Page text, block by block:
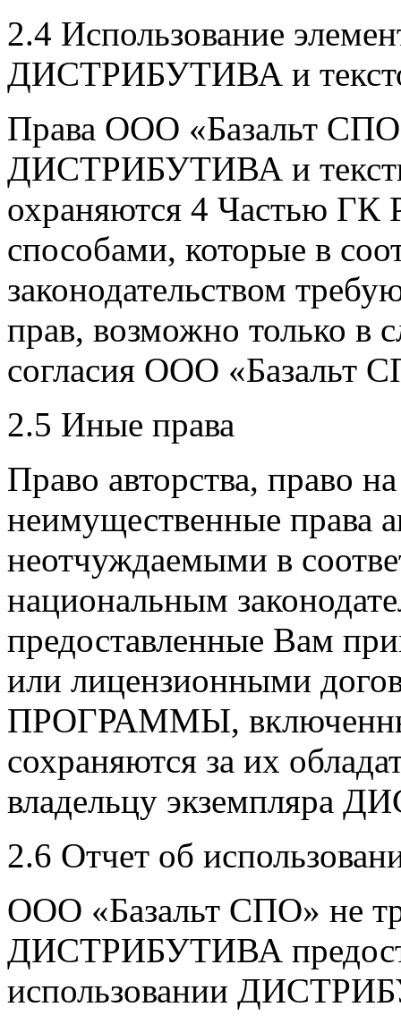
2.4 Использование
ДИСТРИБУТИВА и
Права ООО «Базальт
ДИСТРИБУТИВА и тексты
охраняются 4 Частью ГК
способами, которые в
законодательством
прав, возможно только в
согласия ООО «Базальт
2.5 Иные права
Право авторства, право
неимущественные права
неотчуждаемыми в
национальным
предоставленные Вам
или лицензионными
ПРОГРАММЫ,
сохраняются за их
владельцу экземпляра
2.6 Отчет об
ООО «Базальт СПО» не
ДИСТРИБУТИВА
использовании